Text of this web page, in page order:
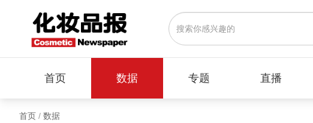
首页 数据 专题 直播
首页 / 数据